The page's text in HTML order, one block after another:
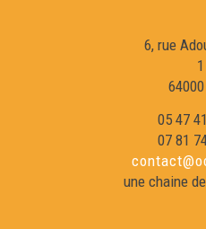
Los secrets deu
Lo Leberon - Los
6, rue
1
05 47
07 81
une chaine de